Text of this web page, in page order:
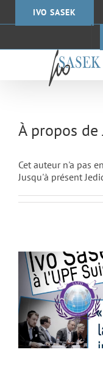
IVO SASEK
À propos de
Cet auteur n'a pas
Jusqu'à présent
Ivo Sasek à